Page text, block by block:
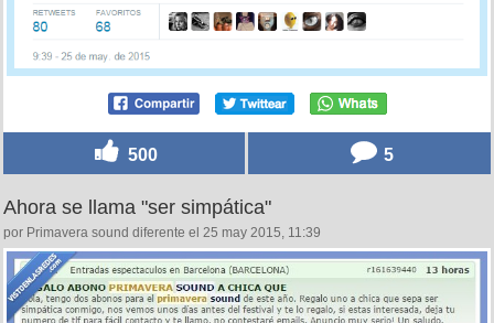
500 5
Ahora se llama "ser simpática"
por Primavera sound diferente el 25 may 2015, 11:39